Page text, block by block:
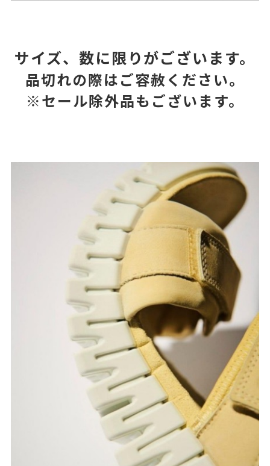
サイズ、数に限りがございます。
品切れの際はご容赦ください。
※セール除外品もございます。